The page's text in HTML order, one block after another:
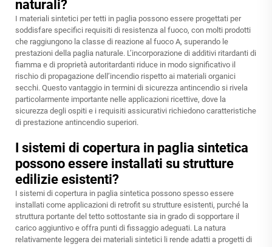
naturali?
I materiali sintetici per tetti in paglia possono essere progettati per
soddisfare specifici requisiti di resistenza al fuoco, con molti prodotti
che raggiungono la classe di reazione al fuoco A, superando le
prestazioni della paglia naturale. L’incorporazione di additivi ritardanti di
fiamma e di proprietà autoritardanti riduce in modo significativo il
rischio di propagazione dell’incendio rispetto ai materiali organici
secchi. Questo vantaggio in termini di sicurezza antincendio si rivela
particolarmente importante nelle applicazioni ricettive, dove la
sicurezza degli ospiti e i requisiti assicurativi richiedono caratteristiche
di prestazione antincendio superiori.
I sistemi di copertura in paglia sintetica
possono essere installati su strutture
edilizie esistenti?
I sistemi di copertura in paglia sintetica possono spesso essere
installati come applicazioni di retrofit su strutture esistenti, purché la
struttura portante del tetto sottostante sia in grado di sopportare il
carico aggiuntivo e offra punti di fissaggio adeguati. La natura
relativamente leggera dei materiali sintetici li rende adatti a progetti di